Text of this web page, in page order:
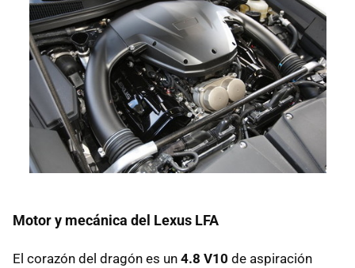
Motor y mecánica del Lexus LFA
El corazón del dragón es un 4.8 V10 de aspiración